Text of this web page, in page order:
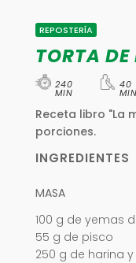
REPOSTERÍA
TORTA
240
MIN
40
MIN
Receta libro "La
porciones.
INGREDIENTES
MASA
100 g de yemas
55 g de pisco
250 g de harina